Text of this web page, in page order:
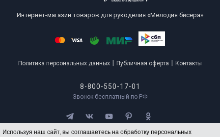
Используя наш сайт, вы соглашаетесь на обработку персональных
Интернет-магазин товаров для рукоделия «Мелодия бисера»
Политика персональных данных Публичная оферта Контакты
8-800-550-17-01
Звонок бесплатный по РФ